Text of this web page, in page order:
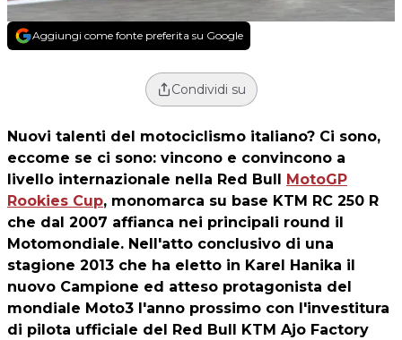
Aggiungi come fonte preferita su Google
Condividi su
Nuovi talenti del motociclismo italiano? Ci sono,
eccome se ci sono: vincono e convincono a
livello internazionale nella Red Bull
MotoGP
Rookies Cup, monomarca su base KTM RC 250 R
che dal 2007 affianca nei principali round il
Motomondiale. Nell'atto conclusivo di una
stagione 2013 che ha eletto in Karel Hanika il
nuovo Campione ed atteso protagonista del
mondiale Moto3 l'anno prossimo con l'investitura
di pilota ufficiale del Red Bull KTM Ajo Factory